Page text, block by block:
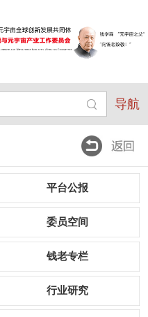
导航
平台公报
委员空间
钱老专栏
行业研究